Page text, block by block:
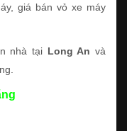
giá bán vỏ xe máy
nhà tại Long An và